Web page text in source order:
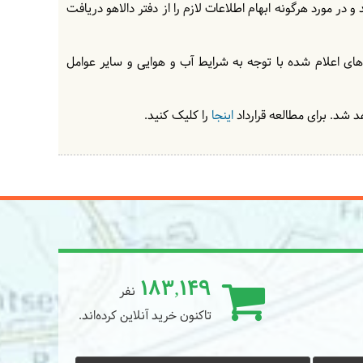
مورد هرگونه ابهام اطلاعات لازم را از دفتر دالاهو دریافت
اعلام شده با توجه به شرایط آب و هوایی و سایر عوامل
برای مطالعه قرارداداینجا را کلیک کنید.
183,149 نفر
تاکنون خرید آنلاین کرده‌اند.